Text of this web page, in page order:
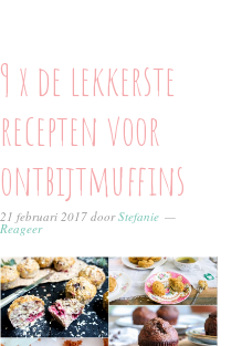
9 x de lekkerste
recepten voor
ontbijtmuffins
21 februari 2017 doorStefanie
Reageer